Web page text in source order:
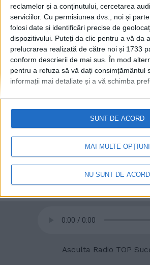
reclamelor și a conținutului, cercetarea
serviciilor. Cu permisiunea dvs., noi și
folosi date și identificări precise de
dispozitivului. Puteți da clic pentru a vă da
prelucrarea realizată de către noi și 1733
conform descrierii de mai sus. În mod
pentru a refuza să vă dați consimțământul
informații mai detaliate și a vă schimba
retrageți consimțământul în orice moment,
și făcând clic pe butonul "Confidențialitate"
paginii web.
MAI MULTE OPȚIUNI
NU SUNT DE ACORD
SUNT DE ACORD
© 2020Radio TOP Suceava 104 FM
Asculta Radio TOP